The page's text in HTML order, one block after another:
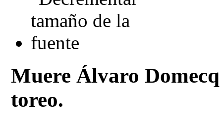
Muere Álvaro
toreo.